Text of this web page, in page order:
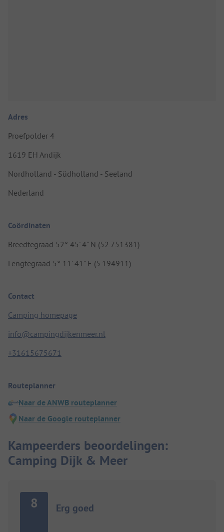
Adres
Proefpolder 4
1619 EH Andijk
Nordholland - Südholland - Seeland
Nederland
Coördinaten
Breedtegraad 52° 45' 4" N (52.751381)
Lengtegraad 5° 11' 41" E (5.194911)
Contact
Camping homepage
info@campingdijkenmeer.nl
+31615675671
Routeplanner
Naar de ANWB routeplanner
Naar de Google routeplanner
Kampeerders beoordelingen:
Camping Dijk & Meer
8 Erg goed